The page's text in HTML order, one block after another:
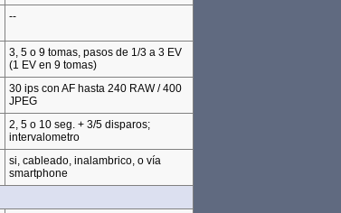
--
3, 5 o 9 tomas, pasos de 1/3 a 3 EV
(1 EV en 9 tomas)
30 ips con AF hasta 240 RAW / 400
JPEG
2, 5 o 10 seg. + 3/5 disparos;
intervalometro
si, cableado, inalambrico, o vía
smartphone